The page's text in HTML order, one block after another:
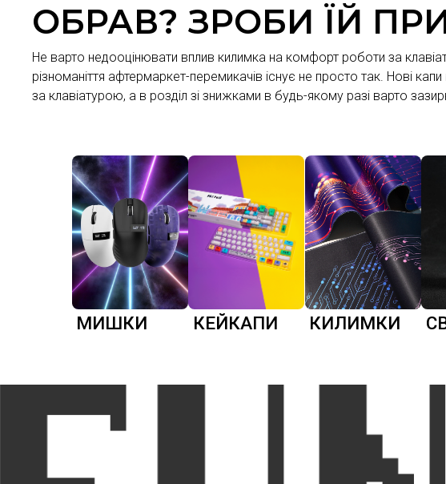
ОБРАВ? ЗРОБИ ЇЙ
Не варто недооцінювати вплив килимка на комфорт роботи за
різноманіття афтермаркет-перемикачів існує не просто так. Нові
за клавіатурою, а в розділ зі знижками в будь-якому разі варто
МИШКИ КЕЙКАПИ КИЛИМКИ СВІЧІ